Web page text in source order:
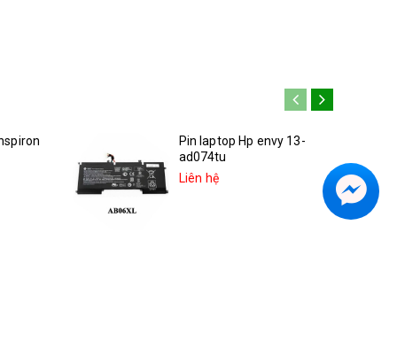
Pin laptop Hp envy 13-
ad074tu
Liên hệ